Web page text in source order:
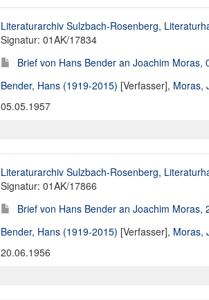
Literaturarchiv Sulzbach-Rosenberg,
Signatur: 01AK/17834
Brief von Hans Bender an Joachim Moras,
Bender, Hans (1919-2015) [Verfasser], Moras,
05.05.1957
Literaturarchiv Sulzbach-Rosenberg,
Signatur: 01AK/17866
Brief von Hans Bender an Joachim Moras,
Bender, Hans (1919-2015) [Verfasser], Moras,
20.06.1956